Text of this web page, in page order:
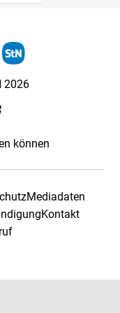
2026
können
Mediadaten
Kontakt